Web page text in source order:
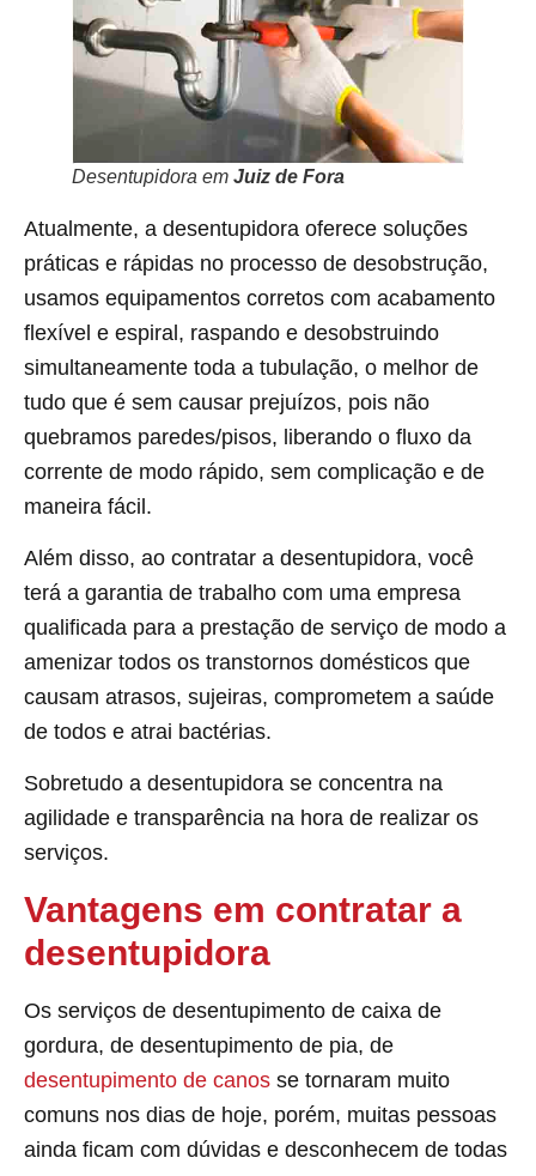
Desentupidora em Juiz de Fora
Atualmente, a desentupidora oferece soluções
práticas e rápidas no processo de desobstrução,
usamos equipamentos corretos com acabamento
flexível e espiral, raspando e desobstruindo
simultaneamente toda a tubulação, o melhor de
tudo que é sem causar prejuízos, pois não
quebramos paredes/pisos, liberando o fluxo da
corrente de modo rápido, sem complicação e de
maneira fácil.
Além disso, ao contratar a desentupidora, você
terá a garantia de trabalho com uma empresa
qualificada para a prestação de serviço de modo a
amenizar todos os transtornos domésticos que
causam atrasos, sujeiras, comprometem a saúde
de todos e atrai bactérias.
Sobretudo a desentupidora se concentra na
agilidade e transparência na hora de realizar os
serviços.
Vantagens em contratar a
desentupidora
Os serviços de desentupimento de caixa de
gordura, de desentupimento de pia, de
desentupimento de canos se tornaram muito
comuns nos dias de hoje, porém, muitas pessoas
ainda ficam com dúvidas e desconhecem de todas